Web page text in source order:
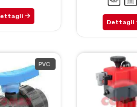
Dettagli
PVC